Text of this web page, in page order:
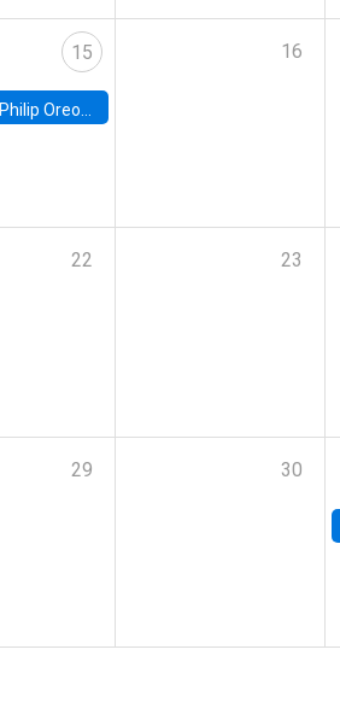
15
Philip Oreopolous, University of Toronto
16
22 23
29 30